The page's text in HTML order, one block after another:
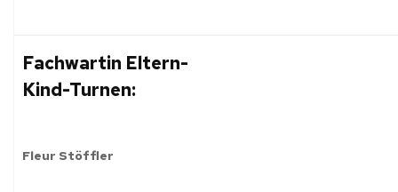
Fachwartin Eltern-
Kind-Turnen:
Fleur Stöffler